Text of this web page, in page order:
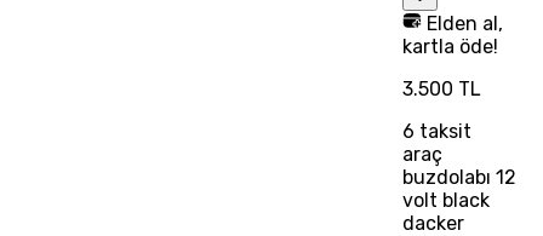
Elden al,
kartla öde!
3.500 TL
6 taksit
araç
buzdolabı 12
volt black
dacker